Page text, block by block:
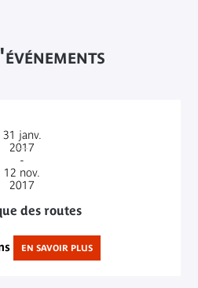
31 janv.
2017
-
12 nov.
2017
des routes
EN SAVOIR PLUS